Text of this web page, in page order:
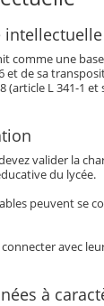
comme une
et de sa
(article L 341-1
valider la
du lycée.
peuvent se
avec
à